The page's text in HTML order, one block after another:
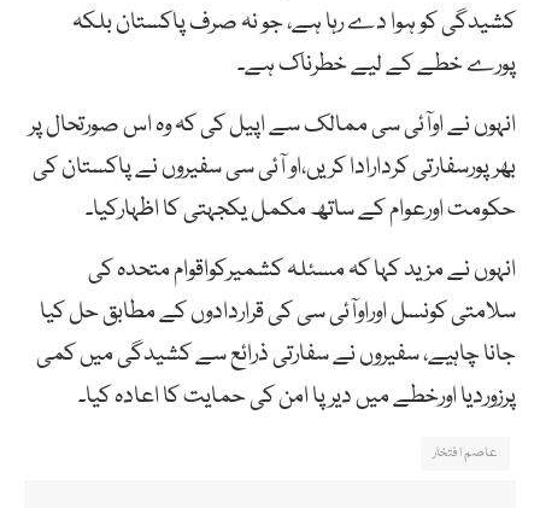
کشیدگی کو ہوا دے رہا ہے، جو نہ صرف پاکستان بلکہ
پورے خطے کے لیے خطرناک ہے۔
انہوں نے اوآئی سی ممالک سے اپیل کی کہ وہ اس صورتحال پر
بھرپورسفارتی کردارادا کریں،او آئی سی سفیروں نے پاکستان کی
حکومت اورعوام کے ساتھ مکمل یکجہتی کا اظہارکیا۔
انہوں نے مزید کہا کہ مسئلہ کشمیرکواقوام متحدہ کی
سلامتی کونسل اوراوآئی سی کی قراردادوں کے مطابق حل کیا
جانا چاہیے، سفیروں نے سفارتی ذرائع سے کشیدگی میں کمی
پرزوردیا اورخطے میں دیرپا امن کی حمایت کا اعادہ کیا۔
عاصم افتخار